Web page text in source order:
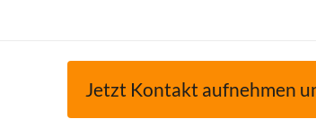
Jetzt Kontakt aufnehmen